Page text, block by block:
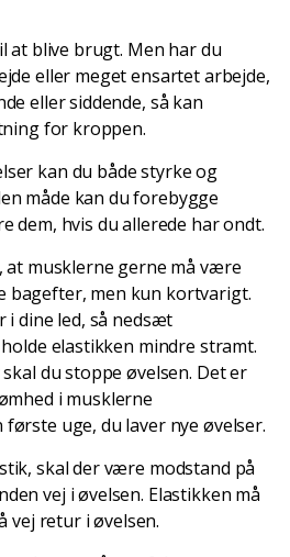
at blive brugt. Men har du
eller meget ensartet arbejde,
eller siddende, så kan
for kroppen.
kan du både styrke og
måde kan du forebygge
dem, hvis du allerede har ondt.
at musklerne gerne må være
bagefter, men kun kortvarigt.
i dine led, så nedsæt
elastikken mindre stramt.
du stoppe øvelsen. Det er
i musklerne
uge, du laver nye øvelser.
skal der være modstand på
vej i øvelsen. Elastikken må
vej retur i øvelsen.